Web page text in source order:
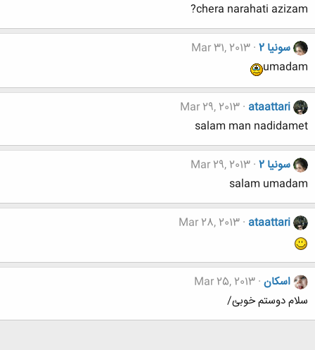
chera narahati azizam?
سونیا 2
Mar 31, 2013
umadam
ataattari
Mar 29, 2013
salam man nadidamet
سونیا 2
Mar 29, 2013
salam umadam
ataattari
Mar 28, 2013
اسکان Mar 25, 2013
سلام دوستم خوبئ/